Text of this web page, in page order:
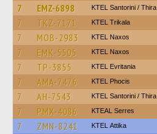
7 EMZ-6898 KTEL Santorini / Thira
7 TKZ-7171 ΚΤΕL Τrikala
7 MOB-2983 KTEL Naxos
7 EMK-5505 KTEL Naxos
7 TP-3855 ΚΤΕL Evritania
7 AMA-7476 ΚΤΕL Phocis
7 AH-7543 KTEL Santorini / Thira
7 PMX-4086 KTEAL Serres
7 ZMN-8241 KΤΕL Αttika